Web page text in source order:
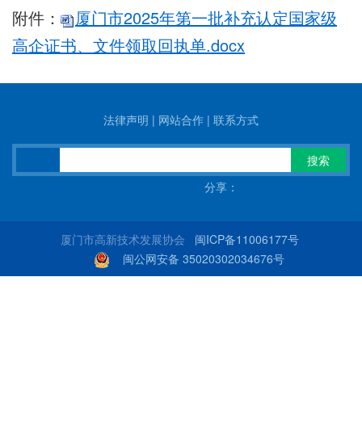
附件：
厦门市2025年第一批补充认定国家级
高企证书、文件领取回执单.docx
法律声明 | 网站合作 | 联系方式
搜索
分享：
厦门市高新技术发展协会 闽ICP备11006177号
闽公网安备 35020302034676号